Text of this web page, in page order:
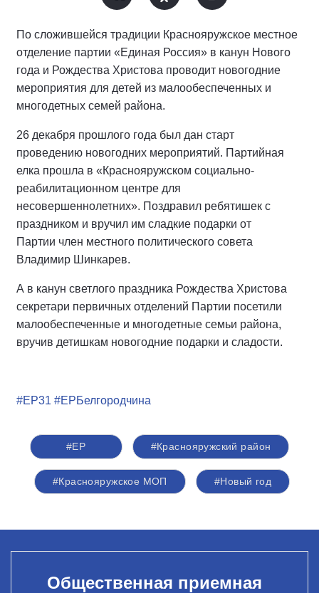
По сложившейся традиции Краснояружское местное
отделение партии «Единая Россия» в канун Нового
года и Рождества Христова проводит новогодние
мероприятия для детей из малообеспеченных и
многодетных семей района.
26 декабря прошлого года был дан старт
проведению новогодних мероприятий. Партийная
елка прошла в «Краснояружском социально-
реабилитационном центре для
несовершеннолетних». Поздравил ребятишек с
праздником и вручил им сладкие подарки от
Партии член местного политического совета
Владимир Шинкарев.
А в канун светлого праздника Рождества Христова
секретари первичных отделений Партии посетили
малообеспеченные и многодетные семьи района,
вручив детишкам новогодние подарки и сладости.
#ЕР31 #ЕРБелгородчина
#ЕР #Краснояружский район
#Краснояружское МОП #Новый год
Общественная приемная